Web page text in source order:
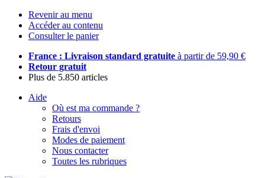
Revenir au menu
Accéder au contenu
Consulter le panier
France : Livraison standard gratuite à partir de 59,90 €
Retour gratuit
Plus de 5.850 articles
Aide
Où est ma commande ?
Retours
Frais d'envoi
Modes de paiement
Nous contacter
Toutes les rubriques